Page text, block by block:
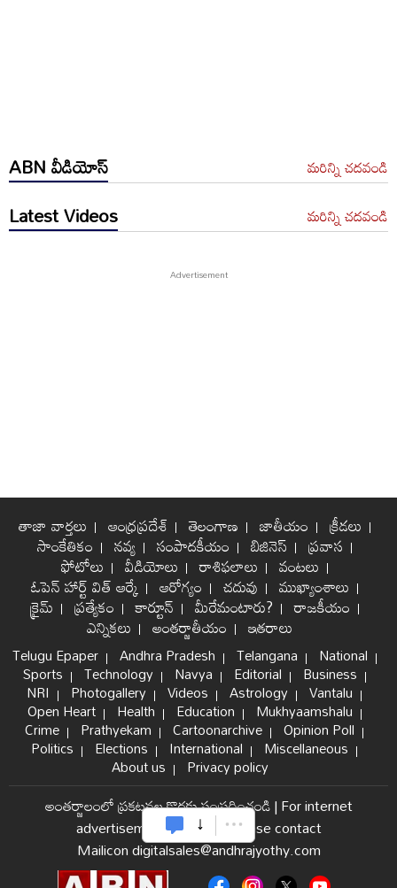
ABN వీడియోస్ మరిన్ని చదవండి
Latest Videos మరిన్ని చదవండి
తాజా వార్తలు ఆంధ్రప్రదేశ్ తెలంగాణ జాతీయం క్రీడలు
సాంకేతికం నవ్య సంపాదకీయం బిజినెస్ ప్రవాస
ఫోటోలు వీడియోలు రాశిఫలాలు వంటలు
ఓపెన్ హార్ట్ విత్ ఆర్కే ఆరోగ్యం చదువు ముఖ్యాంశాలు
క్రైమ్ ప్రత్యేకం కార్టూన్ మీరేమంటారు? రాజకీయం
ఎన్నికలు అంతర్జాతీయం ఇతరాలు
Telugu Epaper Andhra Pradesh Telangana National
Sports Technology Navya Editorial Business
NRI Photogallery Videos Astrology Vantalu
Open Heart Health Education Mukhyaamshalu
Crime Prathyekam Cartoonarchive Opinion Poll
Politics Elections International Miscellaneous
About us Privacy policy
అంతర్జాలంలో ప్రకటనల కొరకు సంప్రదించండి|For internet
advertisement and sales please contact
Mailicon digitalsales@andhrajyothy.com